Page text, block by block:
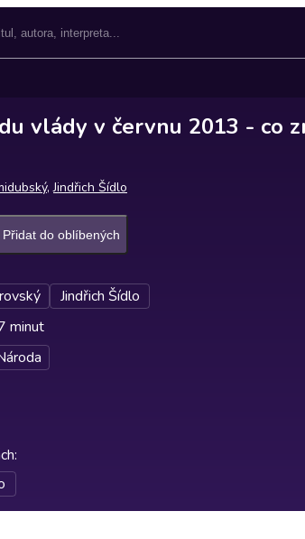
vlády v červnu 2013 - co
, Jindřich Šídlo
Přidat do oblíbených
Jindřich Šídlo
minut
: